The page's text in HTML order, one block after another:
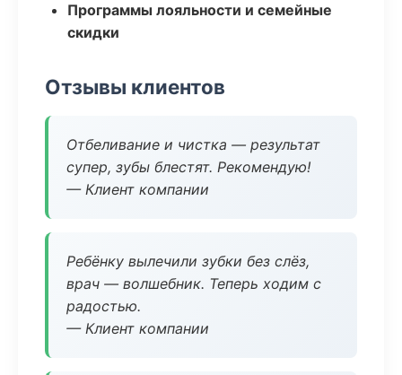
Программы лояльности и семейные
скидки
Отзывы клиентов
Отбеливание и чистка — результат
супер, зубы блестят. Рекомендую!
— Клиент компании
Ребёнку вылечили зубки без слёз,
врач — волшебник. Теперь ходим с
радостью.
— Клиент компании